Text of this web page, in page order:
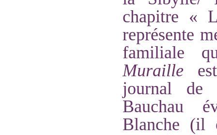
chapitre «
représente
familiale
Muraille
journal
Bauchau
Blanche (il